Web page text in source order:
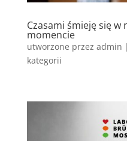
Czasami śmieję się
momencie
utworzone przez admin |
kategorii